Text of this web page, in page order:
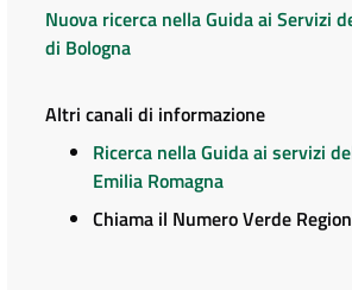
Nuova ricerca nella Guida ai Servizi
di Bologna
Altri canali di informazione
Ricerca nella Guida ai servizi
Emilia Romagna
Chiama il Numero Verde